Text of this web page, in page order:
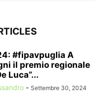
#fipavpuglia A
il premio regionale
Luca”...
- Settembre 30, 2024